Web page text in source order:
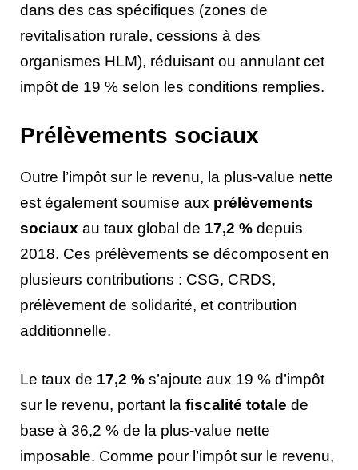
dans des cas spécifiques (zones de
revitalisation rurale, cessions à des
organismes HLM), réduisant ou annulant cet
impôt de 19 % selon les conditions remplies.
Prélèvements sociaux
Outre l’impôt sur le revenu, la plus-value nette
est également soumise aux prélèvements
sociaux au taux global de 17,2 % depuis
2018. Ces prélèvements se décomposent en
plusieurs contributions : CSG, CRDS,
prélèvement de solidarité, et contribution
additionnelle.
Le taux de 17,2 % s’ajoute aux 19 % d’impôt
sur le revenu, portant la fiscalité totale de
base à 36,2 % de la plus-value nette
imposable. Comme pour l’impôt sur le revenu,